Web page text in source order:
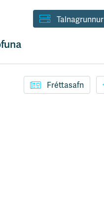
Talnagrunnur
Fréttasafn